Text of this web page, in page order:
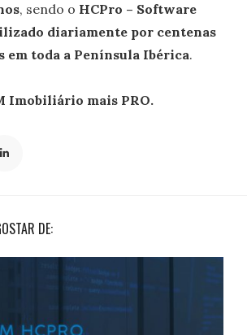
, sendo o HCPro – Software
diariamente por centenas
em toda a Península Ibérica.
Imobiliário mais PRO.
DE: